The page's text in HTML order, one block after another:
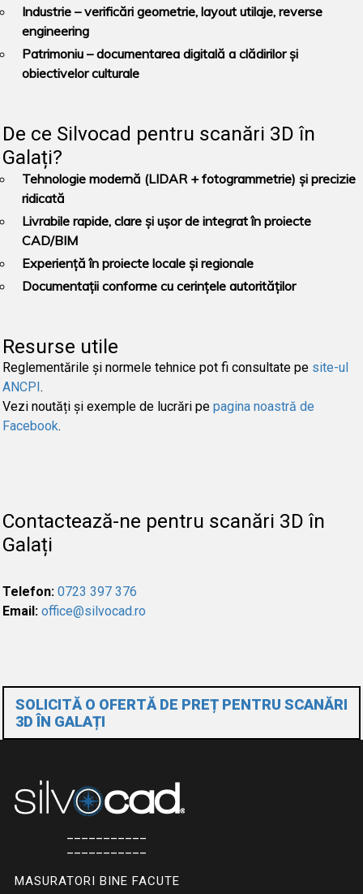
Industrie– verificări geometrie, layout utilaje, reverse
engineering
Patrimoniu– documentarea digitală a clădirilor și
obiectivelor culturale
De ce Silvocad pentru scanări 3D în
Galați?
Tehnologie modernă (LIDAR + fotogrammetrie) și precizie
ridicată
Livrabile rapide, clare și ușor de integrat în proiecte
CAD/BIM
Experiență în proiecte locale și regionale
Documentații conforme cu cerințele autorităților
Resurse utile
Reglementările și normele tehnice pot fi consultate pe site-ul
ANCPI.
Vezi noutăți și exemple de lucrări pe pagina noastră de
Facebook.
Contactează-ne pentru scanări 3D în
Galați
Telefon: 0723 397 376
Email: office@silvocad.ro
SOLICITĂ O OFERTĂ DE PREȚ PENTRU SCANĂRI
3D ÎN GALAȚI
MASURATORI BINE FACUTE